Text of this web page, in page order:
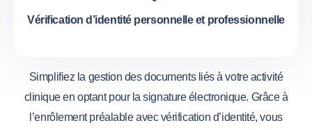
Vérification d’identité personnelle et professionnelle
Simplifiez la gestion des documents liés à votre activité
clinique en optant pour la signature électronique. Grâce à
l’enrôlement préalable avec vérification d’identité, vous